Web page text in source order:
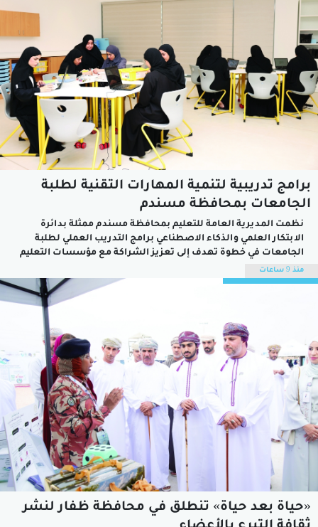
برامج تدريبية لتنمية المهارات التقنية لطلبة
الجامعات بمحافظة مسندم
نظمت المديرية العامة للتعليم بمحافظة مسندم ممثلة بدائرة
الابتكار العلمي والذكاء الاصطناعي برامج التدريب العملي لطلبة
الجامعات في خطوة تهدف إلى تعزيز الشراكة مع مؤسسات التعليم
العالي وتنمية قدرات الطلبة في مجالات الابتكار والذكاء الاصطناعي
والتقنيات الحديثة وإعدادهم بما يتواكب مع متطلبات سوق العمل
والمهارات المستقبلية.وتُنفذ البرامج التدريبية في مركز...
منذ 9 ساعات
«حياة بعد حياة» تنطلق في محافظة ظفار لنشر